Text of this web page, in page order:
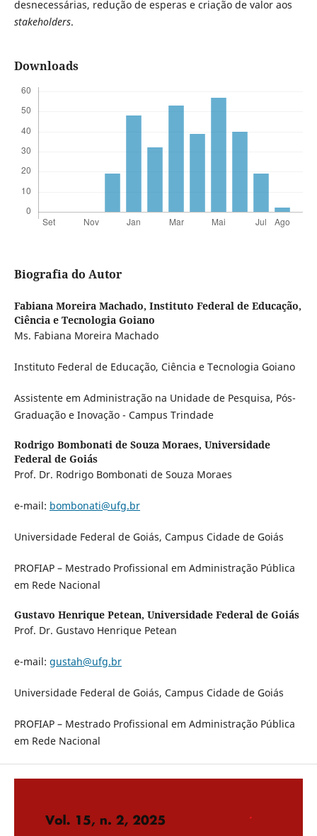
desnecessárias, redução de esperas e criação de valor aos
stakeholders.
Downloads
Biografia do Autor
Fabiana Moreira Machado, Instituto Federal de Educação,
Ciência e Tecnologia Goiano
Ms. Fabiana Moreira Machado
Instituto Federal de Educação, Ciência e Tecnologia Goiano
Assistente em Administração na Unidade de Pesquisa, Pós-
Graduação e Inovação - Campus Trindade
Rodrigo Bombonati de Souza Moraes, Universidade
Federal de Goiás
Prof. Dr. Rodrigo Bombonati de Souza Moraes
e-mail: bombonati@ufg.br
Universidade Federal de Goiás, Campus Cidade de Goiás
PROFIAP – Mestrado Profissional em Administração Pública
em Rede Nacional
Gustavo Henrique Petean, Universidade Federal de Goiás
Prof. Dr. Gustavo Henrique Petean
e-mail: gustah@ufg.br
Universidade Federal de Goiás, Campus Cidade de Goiás
PROFIAP – Mestrado Profissional em Administração Pública
em Rede Nacional